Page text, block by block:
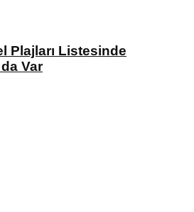
Plajları Listesinde
Var